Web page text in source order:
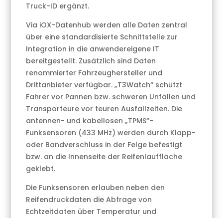
Truck-ID ergänzt.
Via iOX-Datenhub werden alle Daten zentral
über eine standardisierte Schnittstelle zur
Integration in die anwendereigene IT
bereitgestellt. Zusätzlich sind Daten
renommierter Fahrzeughersteller und
Drittanbieter verfügbar. „T3Watch“ schützt
Fahrer vor Pannen bzw. schweren Unfällen und
Transporteure vor teuren Ausfallzeiten. Die
antennen- und kabellosen „TPMS“-
Funksensoren (433 MHz) werden durch Klapp-
oder Bandverschluss in der Felge befestigt
bzw. an die Innenseite der Reifenlauffläche
geklebt.
Die Funksensoren erlauben neben den
Reifendruckdaten die Abfrage von
Echtzeitdaten über Temperatur und